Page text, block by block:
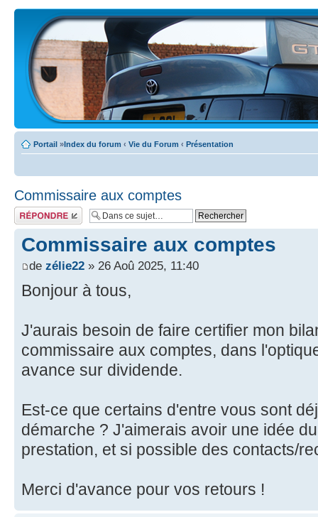
Portail »Index du forum ‹ Vie du Forum ‹ Présentation
Commissaire aux comptes
Écrire un
commentaire
Commissaire aux comptes
de zélie22 » 26 Aoû 2025, 11:40
Bonjour à tous,
J'aurais besoin de faire certifier mon
commissaire aux comptes, dans
avance sur dividende.
Est-ce que certains d'entre vous sont
démarche ? J'aimerais avoir une idée
prestation, et si possible des contacts/
Merci d'avance pour vos retours !